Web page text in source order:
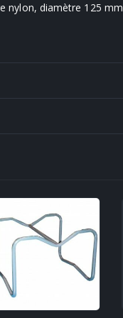
nylon, diamètre 125 mm